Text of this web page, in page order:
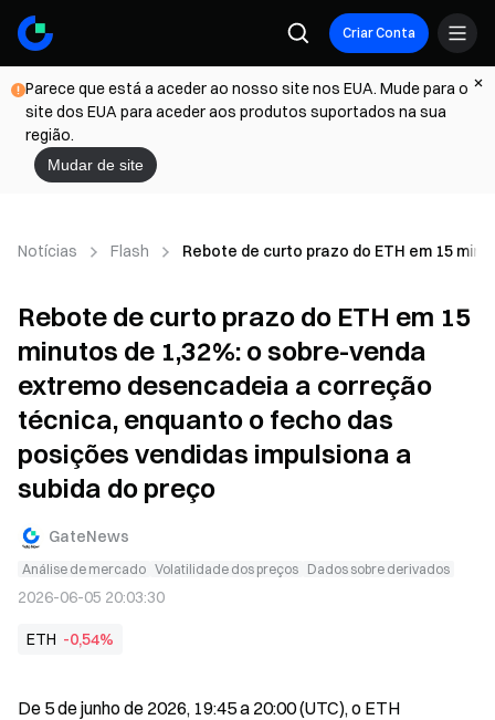
Criar Conta
Parece que está a aceder ao nosso site nos EUA. Mude para o
site dos EUA para aceder aos produtos suportados na sua
região.
Mudar de site
Notícias Flash Rebote de curto prazo do ETH em 15
Rebote de curto prazo do ETH em 15
minutos de 1,32%: o sobre-venda
extremo desencadeia a correção
técnica, enquanto o fecho das
posições vendidas impulsiona a
subida do preço
GateNews
Análise de mercado Volatilidade dos preços Dados sobre derivados
2026-06-05 20:03:30
ETH -0,54%
De 5 de junho de 2026, 19:45 a 20:00 (UTC), o ETH